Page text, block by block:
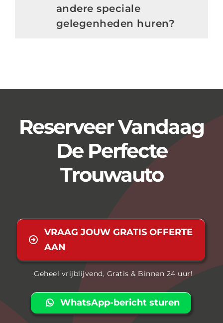
andere speciale
gelegenheden huren?
Reserveer Vandaag
De Perfecte
Trouwauto
VRAAG JOUW GRATIS OFFERTE
AAN
Geheel vrijblijvend, Gratis & Binnen 24 uur!
WhatsApp-bericht sturen